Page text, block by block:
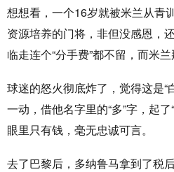
想想看，一个16岁就被米兰从青
资源培养的门将，非但没感恩，
临走连个“分手费”都不留，而米
球迷的怒火彻底炸了，觉得这是“
一动，借他名字里的“多”字，起
眼里只有钱，毫无忠诚可言。
去了巴黎后，多纳鲁马拿到了税